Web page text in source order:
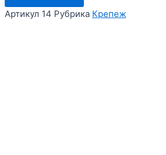
Артикул 14 Рубрика Крепеж